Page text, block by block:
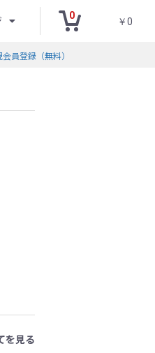
0
￥0
員登録（無料）
を見る